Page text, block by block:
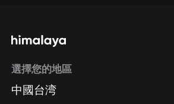
選擇您的地區
中國台湾